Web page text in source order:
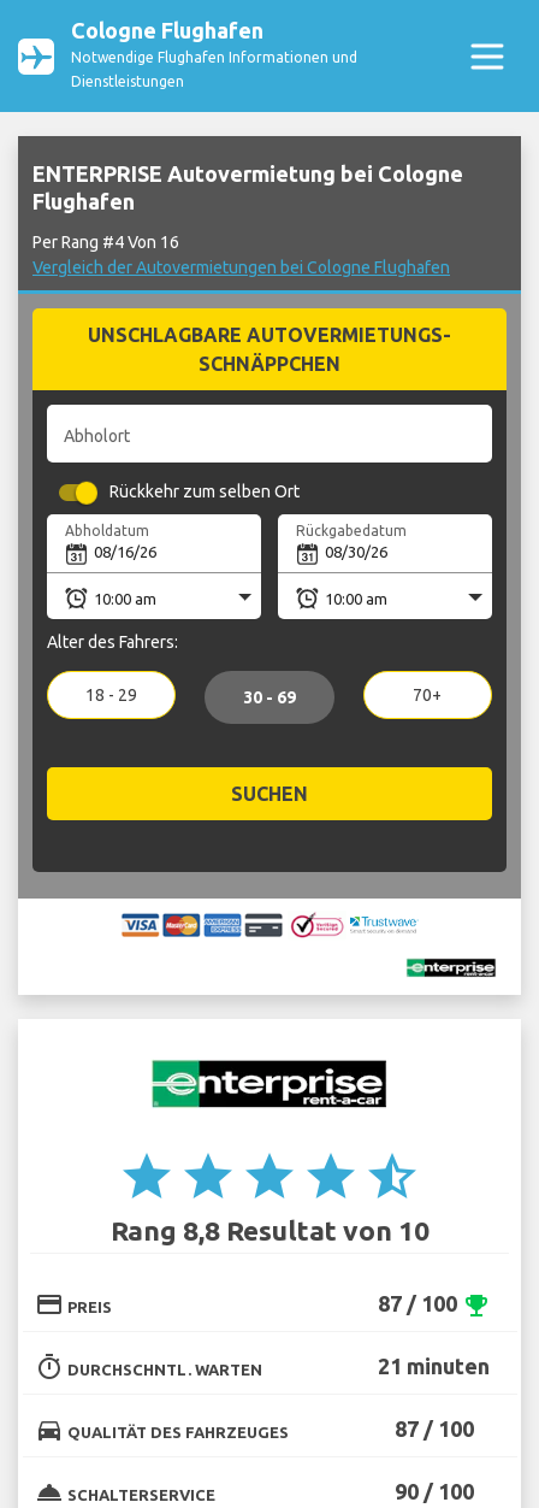
Cologne Flughafen
Notwendige Flughafen Informationen und
Dienstleistungen
ENTERPRISE Autovermietung bei Cologne
Flughafen
Per Rang #4 Von 16
Vergleich der Autovermietungen bei Cologne Flughafen
UNSCHLAGBARE AUTOVERMIETUNGS-
SCHNÄPPCHEN
Abholort
Rückkehr zum selben Ort
Abholdatum Rückgabedatum
Alter des Fahrers:
18 - 29 30 - 69 70+
SUCHEN
star star star star star_half
Rang 8,8 Resultat von 10
credit_card PREIS 87 / 100 emoji_events
timer DURCHSCHNTL. WARTEN 21 minuten
directions_car QUALITÄT DES FAHRZEUGES 87 / 100
room_service SCHALTERSERVICE 90 / 100